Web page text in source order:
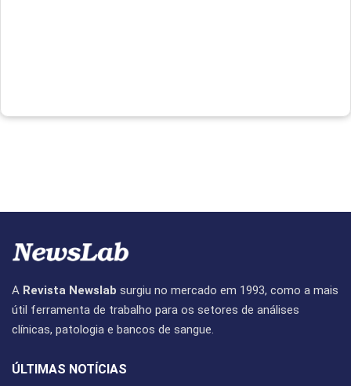
A Revista Newslab surgiu no mercado em 1993, como a mais
útil ferramenta de trabalho para os setores de análises
clínicas, patologia e bancos de sangue.
ÚLTIMAS NOTÍCIAS